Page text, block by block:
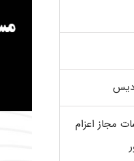
مجاز اعزام